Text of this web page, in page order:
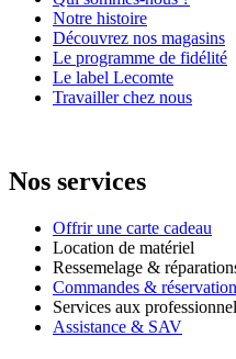
Notre histoire
Découvrez nos magasins
Le programme de fidélité
Le label Lecomte
Travailler chez nous
Nos services
Offrir une carte cadeau
Location de matériel
Ressemelage &
Commandes &
Services aux
Assistance & SAV